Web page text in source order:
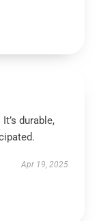
durable,
Apr 19, 2025